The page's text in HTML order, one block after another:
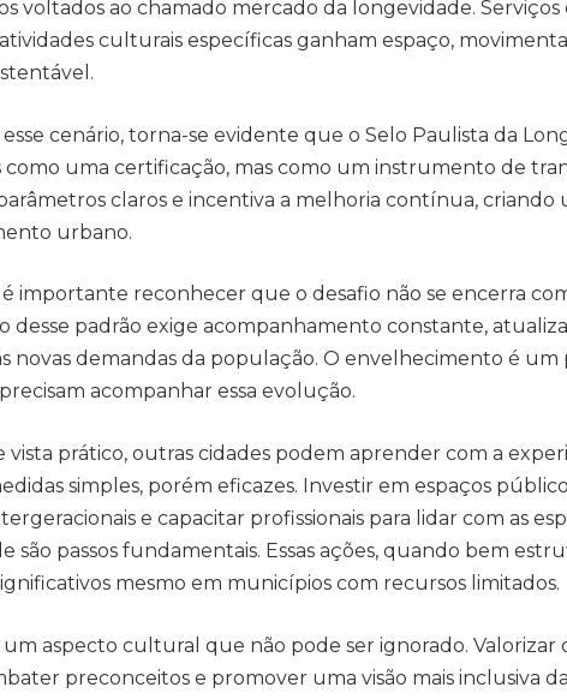
voltados ao chamado mercado da longevidade. Serviços
culturais específicas ganham espaço,
cenário, torna-se evidente que o Selo Paulista da
como uma certificação, mas como um instrumento de
claros e incentiva a melhoria contínua, criando
urbano.
é importante reconhecer que o desafio não se encerra
desse padrão exige acompanhamento constante,
novas demandas da população. O envelhecimento é um
acompanhar essa evolução.
vista prático, outras cidades podem aprender com a
simples, porém eficazes. Investir em espaços
e capacitar profissionais para lidar com as
são passos fundamentais. Essas ações, quando bem
mesmo em municípios com recursos limitados.
aspecto cultural que não pode ser ignorado. Valorizar
preconceitos e promover uma visão mais inclusiva